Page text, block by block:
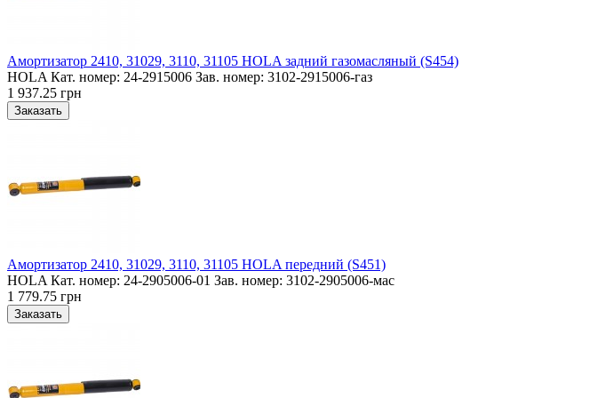
Амортизатор 2410, 31029, 3110, 31105 HOLA задний газомасляный (S454)
HOLA Кат. номер: 24-2915006 Зав. номер: 3102-2915006-газ
1 937.25 грн
Амортизатор 2410, 31029, 3110, 31105 HOLA передний (S451)
HOLA Кат. номер: 24-2905006-01 Зав. номер: 3102-2905006-мас
1 779.75 грн